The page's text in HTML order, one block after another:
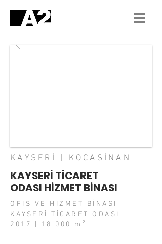
KAYSERİ | KOCASİNAN
KAYSERİ TİCARET
ODASI HİZMET BİNASI
OFİS VE HİZMET BİNASI
KAYSERİ TİCARET ODASI
2017 | 18.000 m²